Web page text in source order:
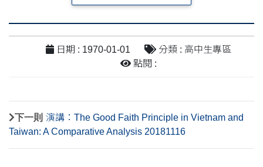
日期 : 1970-01-01
分類 : 高中生專區
點閱 :
下一則 演講：The Good Faith Principle in Vietnam and
Taiwan: A Comparative Analysis 20181116